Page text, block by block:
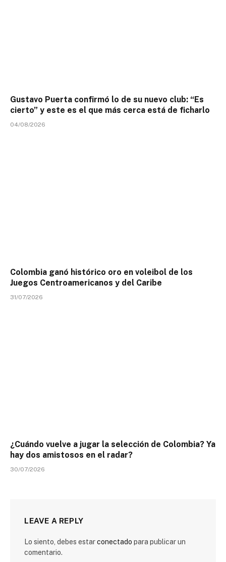
Gustavo Puerta confirmó lo de su nuevo club: “Es
cierto” y este es el que más cerca está de ficharlo
04/08/2026
Colombia ganó histórico oro en voleibol de los
Juegos Centroamericanos y del Caribe
31/07/2026
¿Cuándo vuelve a jugar la selección de Colombia? Ya
hay dos amistosos en el radar?
30/07/2026
LEAVE A REPLY
Lo siento, debes estarconectado para publicar un
comentario.